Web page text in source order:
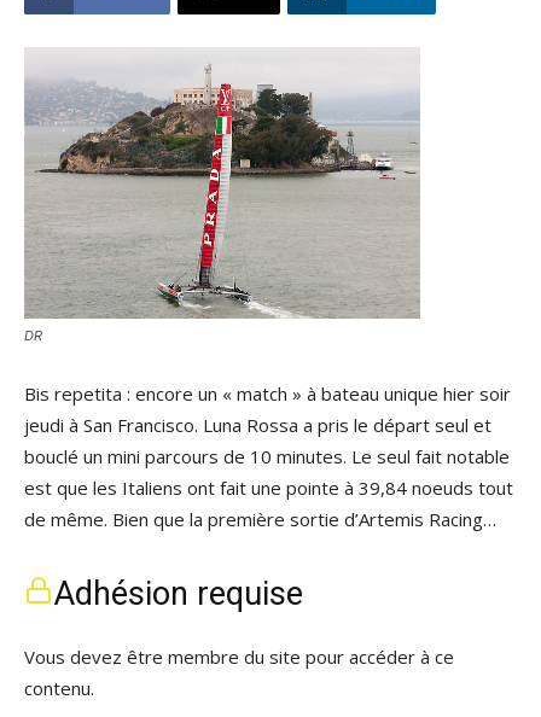
DR
Bis repetita : encore un « match » à bateau unique hier soir
jeudi à San Francisco. Luna Rossa a pris le départ seul et
bouclé un mini parcours de 10 minutes. Le seul fait notable
est que les Italiens ont fait une pointe à 39,84 noeuds tout
de même. Bien que la première sortie d’Artemis Racing…
Adhésion requise
Vous devez être membre du site pour accéder à ce
contenu.